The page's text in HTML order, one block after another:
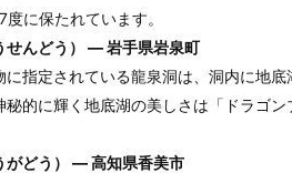
に保たれています。
せんどう） ― 岩手県岩泉町
に指定されている龍泉洞は、洞内に地
秘的に輝く地底湖の美しさは「ドラゴ
がどう） ― 高知県香美市